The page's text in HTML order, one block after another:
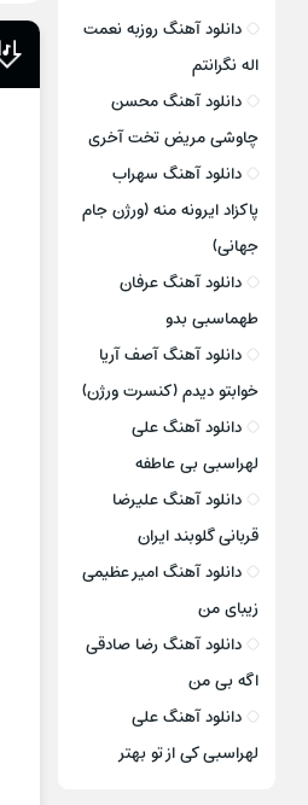
دانلود آهنگ روزبه نعمت
اله نگرانتم
دانلود آهنگ محسن
چاوشی مریض تخت آخری
دانلود آهنگ سهراب
پاکزاد ایرونه منه (ورژن جام
جهانی)
دانلود آهنگ عرفان
طهماسبی بدو
دانلود آهنگ آصف آریا
خوابتو دیدم (کنسرت ورژن)
دانلود آهنگ علی
لهراسبی بی عاطفه
دانلود آهنگ علیرضا
قربانی گلوبند ایران
دانلود آهنگ امیر عظیمی
زیبای من
دانلود آهنگ رضا صادقی
اگه بی من
دانلود آهنگ علی
لهراسبی کی از تو ‌بهتر